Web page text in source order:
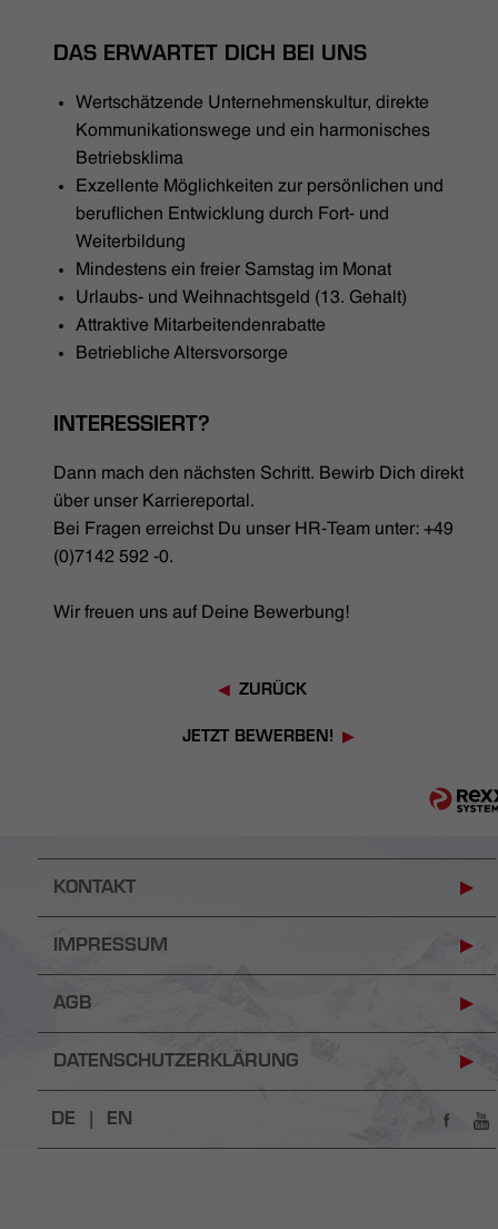
DAS ERWARTET DICH BEI UNS
Wertschätzende Unternehmenskultur, direkte
Kommunikationswege und ein harmonisches
Betriebsklima
Exzellente Möglichkeiten zur persönlichen und
beruflichen Entwicklung durch Fort- und
Weiterbildung
Mindestens ein freier Samstag im Monat
Urlaubs- und Weihnachtsgeld (13. Gehalt)
Attraktive Mitarbeitendenrabatte
Betriebliche Altersvorsorge
INTERESSIERT?
Dann mach den nächsten Schritt. Bewirb Dich direkt
über unser Karriereportal.
Bei Fragen erreichst Du unser HR-Team unter: +49
(0)7142 592 -0.
Wir freuen uns auf Deine Bewerbung!
ZURÜCK
JETZT BEWERBEN!
KONTAKT
IMPRESSUM
AGB
DATENSCHUTZERKLÄRUNG
DE | EN